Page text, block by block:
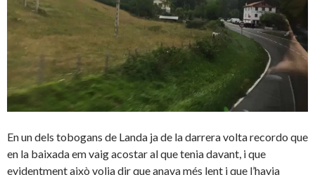
En un dels tobogans de Landa ja de la darrera volta recordo que
en la baixada em vaig acostar al que tenia davant, i que
evidentment això volia dir que anava més lent i que l’havia